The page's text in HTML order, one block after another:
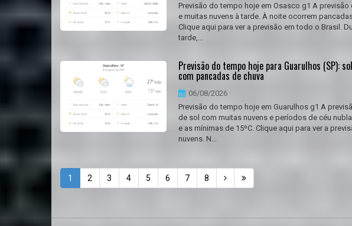
Previsão do tempo hoje em Osasco g1 A
e muitas nuvens à tarde. À noite ocorrem
Clique aqui para ver a previsão em todo o Brasil.
tarde,...
Previsão do tempo hoje para Guarulhos (SP):
com pancadas de chuva
06/08/2026
Previsão do tempo hoje em Guarulhos g1 A
de sol com muitas nuvens e períodos de céu
e as mínimas de 15ºC. Clique aqui para ver a
nuvens. N...
1 2 3 4 5 6 7 8